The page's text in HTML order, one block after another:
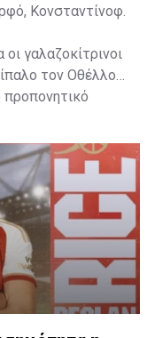
Κονσταντίνοφ.
γαλαζοκίτρινοι
τον Οθέλλο,